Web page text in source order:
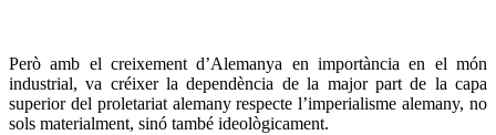
Però amb el creixement d’Alemanya en importància en el món
industrial, va créixer la dependència de la major part de la capa
superior del proletariat alemany respecte l’imperialisme alemany, no
sols materialment, sinó també ideològicament.